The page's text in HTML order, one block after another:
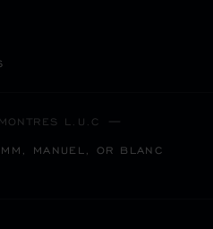
MONTRES L.U.C
MANUEL, OR BLANC